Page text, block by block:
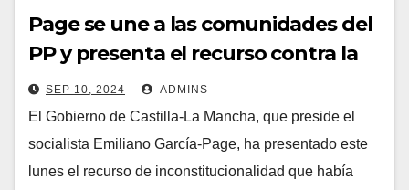
Page se une a las comunidades del
PP y presenta el recurso contra la
ley de amnistía ante el
Constitucional
SEP 10, 2024 ADMINS
El Gobierno de Castilla-La Mancha, que preside el
socialista Emiliano García-Page, ha presentado este
lunes el recurso de inconstitucionalidad que había